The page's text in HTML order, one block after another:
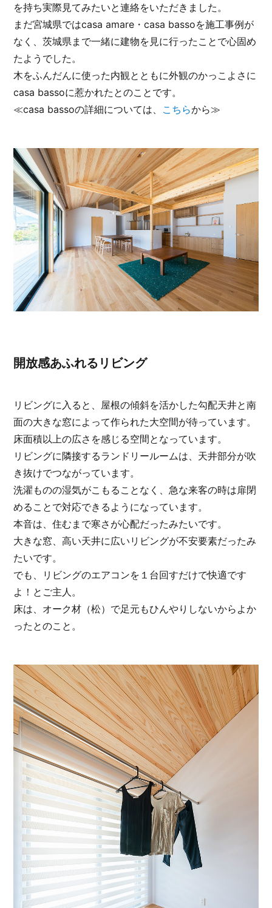
を持ち実際見てみたいと連絡をいただきました。
まだ宮城県ではcasa amare・casa bassoを施工事例が
なく、茨城県まで一緒に建物を見に行ったことで心固め
たようでした。
木をふんだんに使った内観とともに外観のかっこよさに
casa bassoに惹かれたとのことです。
≪casa bassoの詳細については、 こちらから≫
開放感あふれるリビング
リビングに入ると、屋根の傾斜を活かした勾配天井と南
面の大きな窓によって作られた大空間が待っています。
床面積以上の広さを感じる空間となっています。
リビングに隣接するランドリールームは、天井部分が吹
き抜けでつながっています。
洗濯ものの湿気がこもることなく、急な来客の時は扉閉
めることで対応できるようになっています。
本音は、住むまで寒さが心配だったみたいです。
大きな窓、高い天井に広いリビングが不安要素だったみ
たいです。
でも、リビングのエアコンを１台回すだけで快適です
よ！とご主人。
床は、オーク材（松）で足元もひんやりしないからよか
ったとのこと。